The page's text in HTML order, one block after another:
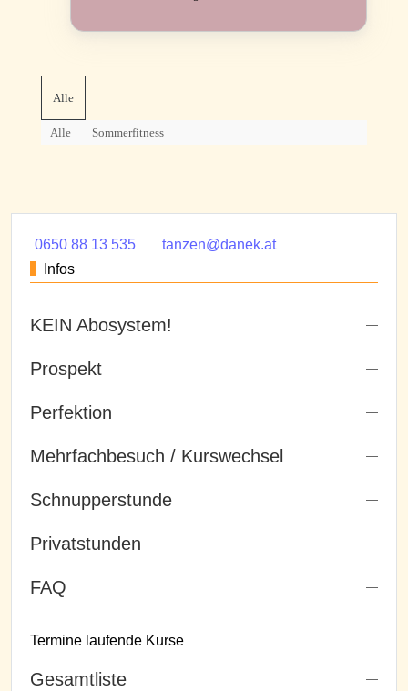
Alle
Alle Sommerfitness
0650 88 13 535
tanzen@danek.at
Infos
KEIN Abosystem!
Prospekt
Perfektion
Mehrfachbesuch / Kurswechsel
Schnupperstunde
Privatstunden
FAQ
Termine laufende Kurse
Gesamtliste